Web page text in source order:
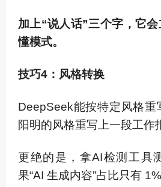
加上“说人话”三个字，它
懂模式。
技巧4：风格转换
DeepSeek能按特定风格重
阳明的风格重写上一段工作
更绝的是，拿AI检测工具
果“AI 生成内容”占比只有 1%